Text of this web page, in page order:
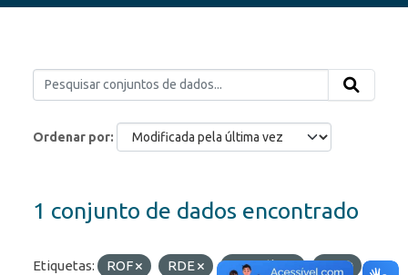
Ordenar por
1 conjunto de dados encontrado
Etiquetas: ROF RDE Portfólio
IED